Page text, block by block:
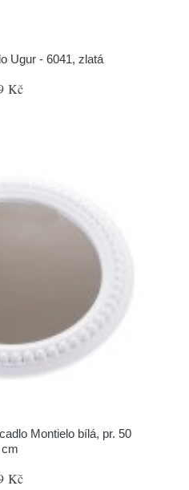
Ugur - 6041, zlatá
Kč
Montielo bílá, pr. 50
cm
Kč